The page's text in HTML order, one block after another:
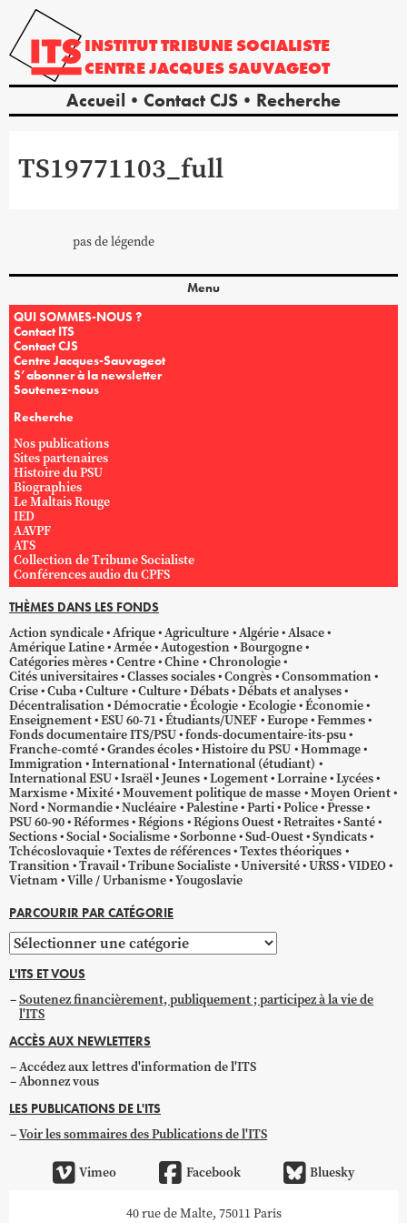
INSTITUTTRIBUNE SOCIALISTE
CENTREJACQUES SAUVAGEOT
Accueil Contact CJS Recherche
TS19771103_full
pas de légende
Menu
QUI SOMMES-NOUS ?
Contact ITS
Contact CJS
Centre Jacques-Sauvageot
S’abonner à la newsletter
Soutenez-nous
Recherche
Nos publications
Sites partenaires
Histoire du PSU
Biographies
Le Maltais Rouge
IED
AAVPF
ATS
Collection de Tribune Socialiste
Conférences audio du CPFS
THÈMES DANS LES FONDS
Action syndicale Afrique Agriculture Algérie Alsace
Amérique Latine Armée Autogestion
Bourgogne
Catégories mères Centre Chine Chronologie
Cités universitaires Classes sociales Congrès Consommation
Crise Cuba Culture Culture Débats Débats et analyses
Décentralisation Démocratie Écologie Ecologie Économie
Enseignement ESU 60-71 Étudiants/UNEF Europe Femmes
Fonds documentaire ITS/PSU fonds-documentaire-its-psu
Franche-comté Grandes écoles Histoire du PSU Hommage
Immigration International International (étudiant)
International ESU Israël Jeunes Logement Lorraine Lycées
Marxisme Mixité Mouvement politique de masse Moyen Orient
Nord Normandie Nucléaire Palestine Parti Police Presse
PSU 60-90 Réformes Régions Régions Ouest Retraites Santé
Sections Social Socialisme Sorbonne Sud-Ouest Syndicats
Tchécoslovaquie Textes de références Textes théoriques
Transition Travail Tribune Socialiste Université URSS VIDEO
Vietnam Ville / Urbanisme Yougoslavie
PARCOURIR PAR CATÉGORIE
Parcourir
par
catégorie
L'ITS ET VOUS
Soutenez financièrement, publiquement ; participez à la vie de
l'ITS
ACCÈS AUX NEWLETTERS
Accédez aux lettres d'information de l'ITS
Abonnez vous
LES PUBLICATIONS DE L'ITS
Voir les sommaires des Publications de l'ITS
Vimeo Facebook Bluesky
40 rue de Malte, 75011 Paris